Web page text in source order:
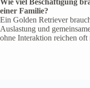
Wie viel Beschäftigung
einer Familie?
Ein Golden Retriever
Auslastung und
ohne Interaktion reichen oft